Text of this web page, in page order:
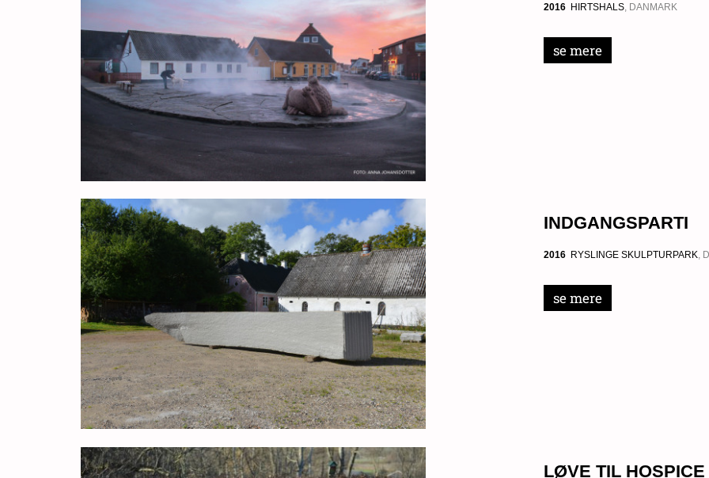
2016 HIRTSHALS, DANMARK
se mere
INDGANGSPARTI
2016 RYSLINGE SKULPTURPARK,
se mere
LØVE TIL HOSPICE